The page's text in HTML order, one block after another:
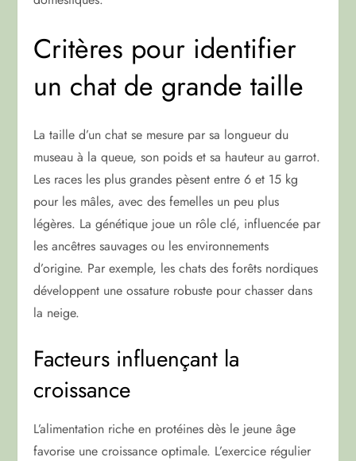
Critères pour identifier
un chat de grande taille
La taille d’un chat se mesure par sa longueur du
museau à la queue, son poids et sa hauteur au garrot.
Les races les plus grandes pèsent entre 6 et 15 kg
pour les mâles, avec des femelles un peu plus
légères. La génétique joue un rôle clé, influencée par
les ancêtres sauvages ou les environnements
d’origine. Par exemple, les chats des forêts nordiques
développent une ossature robuste pour chasser dans
la neige.
Facteurs influençant la
croissance
L’alimentation riche en protéines dès le jeune âge
favorise une croissance optimale. L’exercice régulier